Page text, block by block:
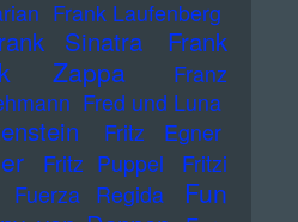
Frank Laufenberg
Sinatra
Frank
Zappa
Franz
Fred und Luna
Fritz Egner
Fritz Puppel
Fritzi
Fuerza Regida
Fun